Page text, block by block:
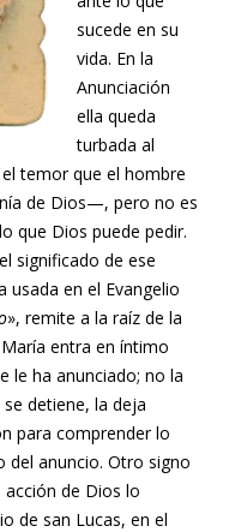
sucede en su
vida. En la
Anunciación
ella queda
turbada al
temor que el hombre
de Dios—, pero no es
que Dios puede pedir.
significado de ese
usada en el Evangelio
», remite a la raíz de la
entra en íntimo
le ha anunciado; no la
detiene, la deja
para comprender lo
del anuncio. Otro signo
de Dios lo
de san Lucas, en el